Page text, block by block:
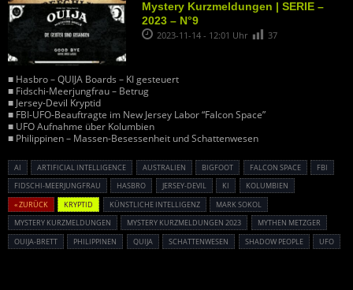
Mystery Kurzmeldungen | SERIE –
2023 – N°9
2023-11-14 - 12:01 Uhr 37
■ Hasbro – QUIJA Boards – KI gesteuert
■ Fidschi-Meerjungfrau – Betrug
■ Jersey-Devil Kryptid
■ FBI-UFO-Beauftragte im New Jersey Labor “Falcon Space”
■ UFO Aufnahme über Kolumbien
■ Philippinen – Massen-Besessenheit und Schattenwesen
AI ARTIFICIAL INTELLIGENCE AUSTRALIEN BIGFOOT FALCON SPACE
FBI
FIDSCHI-MEERJUNGFRAU
HASBRO JERSEY-DEVIL KI
KOLUMBIEN
« ZURÜCK
KRYPTID KÜNSTLICHE INTELLIGENZ
MARK SOKOL
MYSTERY KURZMELDUNGEN
MYSTERY KURZMELDUNGEN 2023
MYTHEN METZGER
OUIJA-BRETT
PHILIPPINEN QUIJA SCHATTENWESEN SHADOW PEOPLE UFO